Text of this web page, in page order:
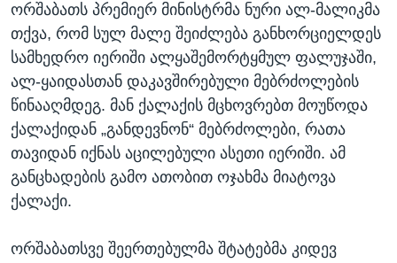
ორშაბათს პრემიერ მინისტრმა ნური ალ-მალიკმა
თქვა, რომ სულ მალე შეიძლება განხორციელდეს
სამხედრო იერიში ალყაშემორტყმულ ფალუჯაში,
ალ-ყაიდასთან დაკავშირებული მებრძოლების
წინააღმდეგ. მან ქალაქის მცხოვრებთ მოუწოდა
ქალაქიდან „განდევნონ“ მებრძოლები, რათა
თავიდან იქნას აცილებული ასეთი იერიში. ამ
განცხადების გამო ათობით ოჯახმა მიატოვა
ქალაქი.
ორშაბათსვე შეერთებულმა შტატებმა კიდევ